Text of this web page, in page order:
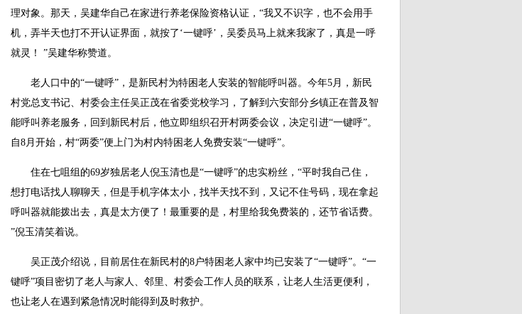
理对象。那天，吴建华自己在家进行养老保险资格认证，“我又不识字，也不会用手
机，弄半天也打不开认证界面，就按了‘一键呼’，吴委员马上就来我家了，真是一呼
就灵！ ”吴建华称赞道。
老人口中的“一键呼”，是新民村为特困老人安装的智能呼叫器。今年5月，新民
村党总支书记、村委会主任吴正茂在省委党校学习，了解到六安部分乡镇正在普及智
能呼叫养老服务，回到新民村后，他立即组织召开村两委会议，决定引进“一键呼”。
自8月开始，村“两委”便上门为村内特困老人免费安装“一键呼”。
住在七咀组的69岁独居老人倪玉清也是“一键呼”的忠实粉丝，“平时我自己住，
想打电话找人聊聊天，但是手机字体太小，找半天找不到，又记不住号码，现在拿起
呼叫器就能拨出去，真是太方便了！最重要的是，村里给我免费装的，还节省话费。
”倪玉清笑着说。
吴正茂介绍说，目前居住在新民村的8户特困老人家中均已安装了“一键呼”。“一
键呼”项目密切了老人与家人、邻里、村委会工作人员的联系，让老人生活更便利，
也让老人在遇到紧急情况时能得到及时救护。